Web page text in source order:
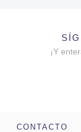
¡Y
CONTACTO